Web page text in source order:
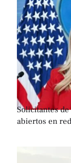
Solicitantes
abiertos en